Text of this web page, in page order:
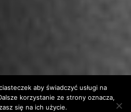
aby świadczyć usługi na
korzystanie ze strony oznacza,
się na ich użycie.